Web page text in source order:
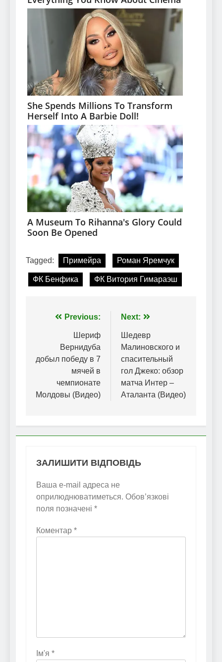
Tagged: Примейра Роман Яремчук
ФК Бенфика ФК Витория Гимараэш
Навігація
записів
Previous:
Шериф
Вернидуба
добыл победу в 7
мячей в
чемпионате
Молдовы (Видео)
Next:
Шедевр
Малиновского и
спасительный
гол Джеко: обзор
матча Интер –
Аталанта (Видео)
ЗАЛИШИТИ ВІДПОВІДЬ
Ваша e-mail адреса не
оприлюднюватиметься. Обов’язкові
поля позначені *
Коментар *
Ім'я *